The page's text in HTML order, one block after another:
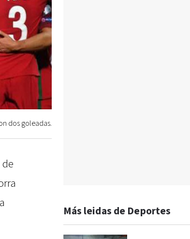
dos goleadas.
Más leidas de Deportes